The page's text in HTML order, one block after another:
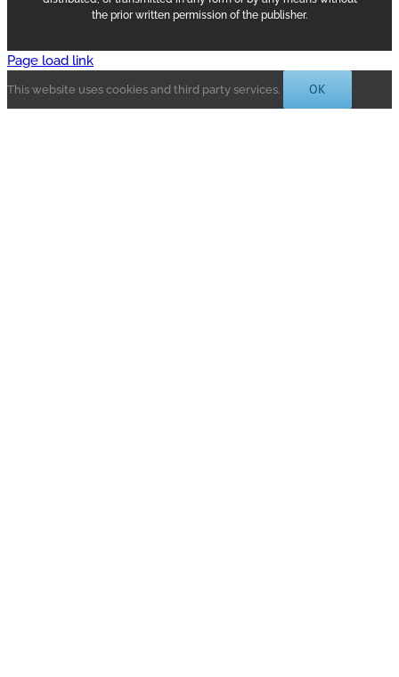
the prior written permission of the publisher.
Page load link
This website uses cookies and third party services. OK